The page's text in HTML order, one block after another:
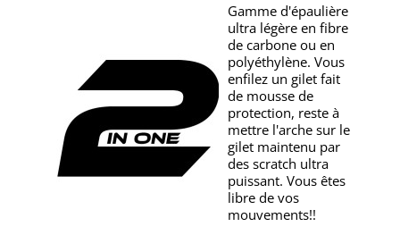
Gamme d'épaulière
ultra légère en fibre
de carbone ou en
polyéthylène. Vous
enfilez un gilet fait
de mousse de
protection, reste à
mettre l'arche sur le
gilet maintenu par
des scratch ultra
puissant. Vous êtes
libre de vos
mouvements!!